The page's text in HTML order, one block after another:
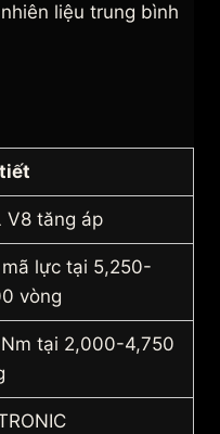
liệu trung bình
V8 tăng áp
lực tại 5,250-
vòng
tại 2,000-4,750